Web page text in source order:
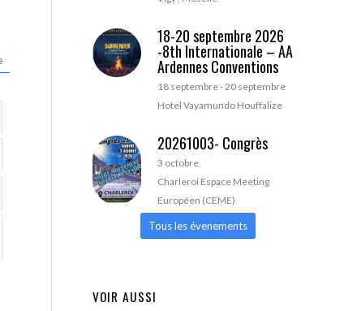
18-20 septembre 2026
-8th Internationale – AA
Ardennes Conventions
18 septembre-20 septembre
Hotel Vayamundo Houffalize
20261003- Congrès
3 octobre
Charleroi Espace Meeting
Européen (CEME)
Tous les évenements
VOIR AUSSI